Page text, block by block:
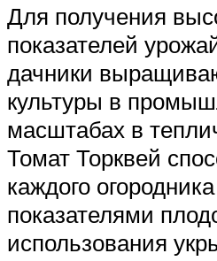
Для получения
показателей
дачники
культуры в
масштабах в
Томат Торквей
каждого
показателями
использования